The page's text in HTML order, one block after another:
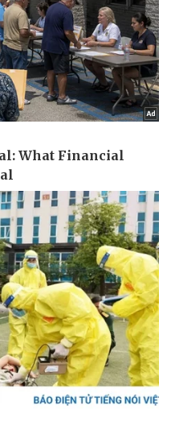
Thị trường
Giá vàng
Tiêu dùng
Tỷ giá
Chứng khoán
Giá cà phê